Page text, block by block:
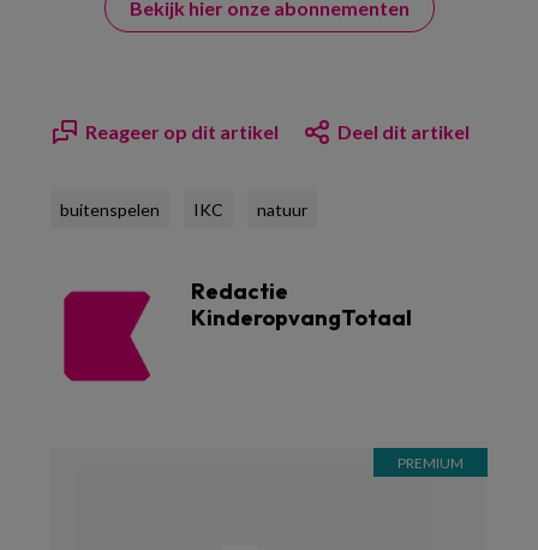
Bekijk hier onze abonnementen
Reageer op dit artikel Deel dit artikel
buitenspelen IKC natuur
Redactie
KinderopvangTotaal